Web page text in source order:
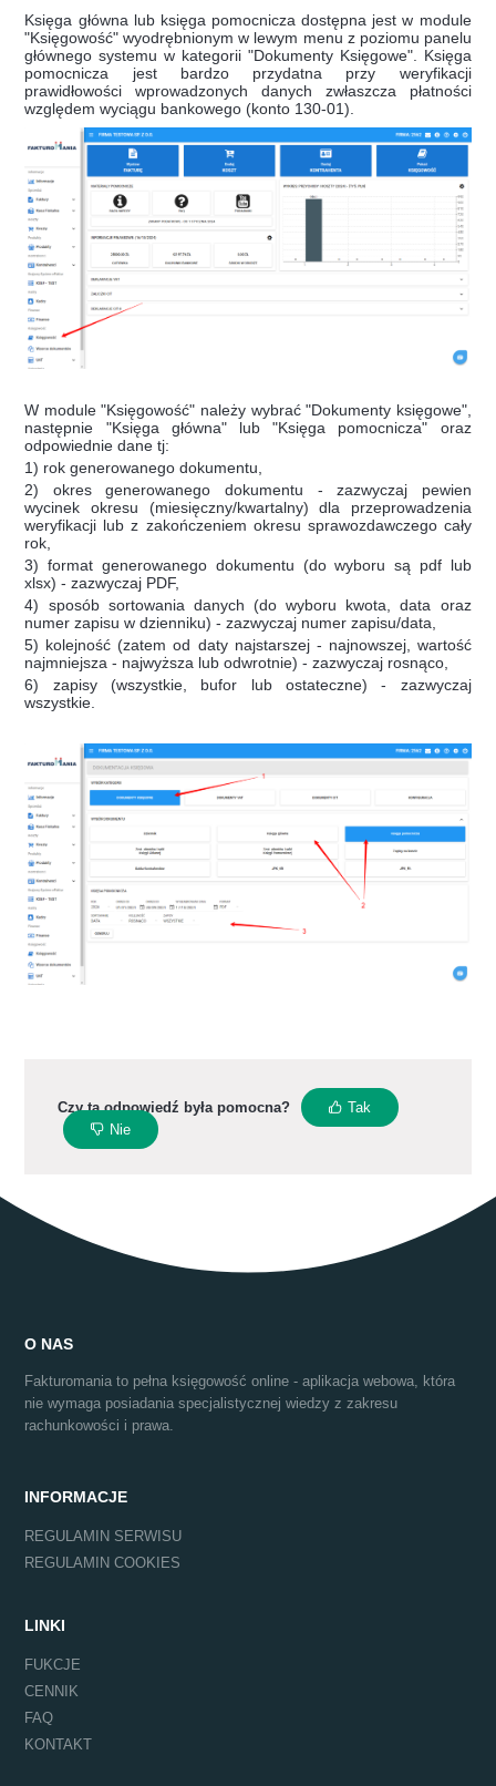
Księga główna lub księga pomocnicza dostępna jest w module
"Księgowość" wyodrębnionym w lewym menu z poziomu panelu
głównego systemu w kategorii "Dokumenty Księgowe". Księga
pomocnicza jest bardzo przydatna przy weryfikacji
prawidłowości wprowadzonych danych zwłaszcza płatności
względem wyciągu bankowego (konto 130-01).
W module "Księgowość" należy wybrać "Dokumenty księgowe",
następnie "Księga główna" lub "Księga pomocnicza" oraz
odpowiednie dane tj:
1) rok generowanego dokumentu,
2) okres generowanego dokumentu - zazwyczaj pewien
wycinek okresu (miesięczny/kwartalny) dla przeprowadzenia
weryfikacji lub z zakończeniem okresu sprawozdawczego cały
rok,
3) format generowanego dokumentu (do wyboru są pdf lub
xlsx) - zazwyczaj PDF,
4) sposób sortowania danych (do wyboru kwota, data oraz
numer zapisu w dzienniku) - zazwyczaj numer zapisu/data,
5) kolejność (zatem od daty najstarszej - najnowszej, wartość
najmniejsza - najwyższa lub odwrotnie) - zazwyczaj rosnąco,
6) zapisy (wszystkie, bufor lub ostateczne) - zazwyczaj
wszystkie.
Czy ta odpowiedź była pomocna?
Tak
Nie
O NAS
Fakturomania to pełna księgowość online - aplikacja webowa, która
nie wymaga posiadania specjalistycznej wiedzy z zakresu
rachunkowości i prawa.
INFORMACJE
REGULAMIN SERWISU
REGULAMIN COOKIES
LINKI
FUKCJE
CENNIK
FAQ
KONTAKT